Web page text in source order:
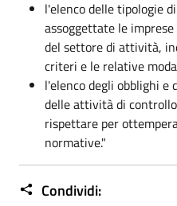
l'elenco delle tipologie
assoggettate le
del settore di attività,
criteri e le relative
l'elenco degli obblighi e
delle attività di
rispettare per
normative."
Condividi: